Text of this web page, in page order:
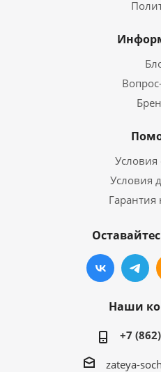
Условия
Условия
Гарантия
Наши
+7
zateya-